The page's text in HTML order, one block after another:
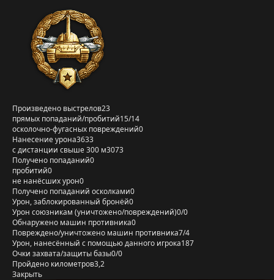
Произведено выстрелов23
прямых попаданий/пробитий15/14
осколочно-фугасных повреждений0
Нанесение урона3633
с дистанции свыше 300 м3073
Получено попаданий0
пробитий0
не нанёсших урон0
Получено попаданий осколками0
Урон, заблокированный бронёй0
Урон союзникам (уничтожено/повреждений)0/0
Обнаружено машин противника0
Повреждено/уничтожено машин противника7/4
Урон, нанесённый с помощью данного игрока187
Очки захвата/защиты базы0/0
Пройдено километров3,2
Закрыть